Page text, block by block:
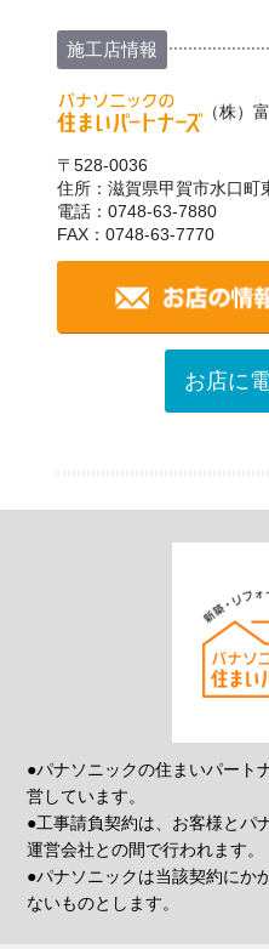
施工店情報
（株）
〒528-0036
住所：滋賀県甲賀市水口町
電話：0748-63-7880
FAX：0748-63-7770
お店に
●パナソニックの住まいパート
営しています。
●工事請負契約は、お客様とパ
運営会社との間で行われます。
●パナソニックは当該契約にか
ないものとします。